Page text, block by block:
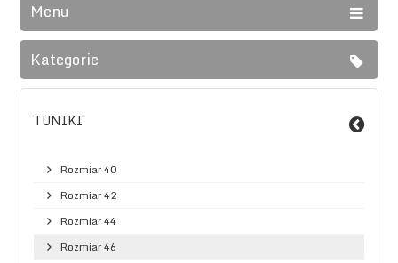
Menu
Kategorie
TUNIKI
Rozmiar 40
Rozmiar 42
Rozmiar 44
Rozmiar 46